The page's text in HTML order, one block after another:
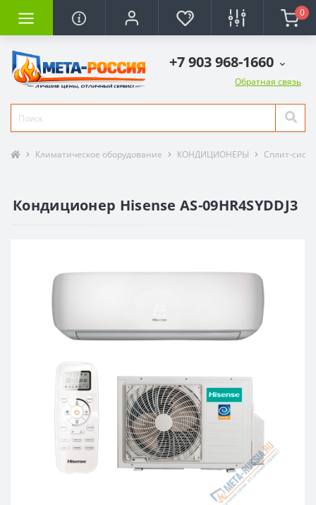
0
+7 903 968-1660
Обратная связь
Климатическое оборудование КОНДИЦИОНЕРЫ Сплит-
Кондиционер Hisense AS-09HR4SYDDJ3